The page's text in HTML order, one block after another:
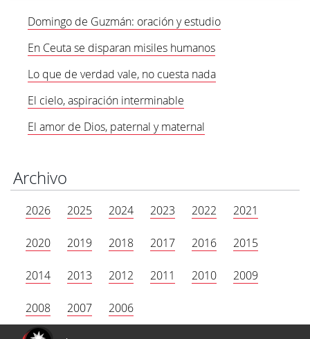
Domingo de Guzmán: oración y estudio
En Ceuta se disparan misiles humanos
Lo que de verdad vale, no cuesta nada
El cielo, aspiración interminable
El amor de Dios, paternal y maternal
Archivo
2026 2025 2024 2023 2022 2021
2020 2019 2018 2017 2016 2015
2014 2013 2012 2011 2010 2009
2008 2007 2006